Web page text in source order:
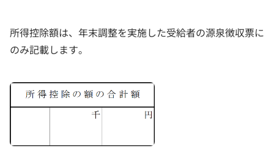
所得控除額は、年末調整を実施した受給者の源泉徴収票に
のみ記載します。